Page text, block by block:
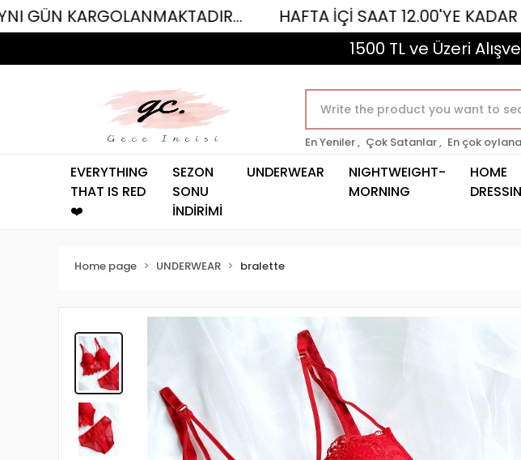
HAFTA İÇİ SAAT 12.00'YE KADAR VERİLEN
1500 TL ve Üzeri
En Yeniler , Çok Satanlar , En çok
EVERYTHING
THAT IS RED
❤️
SEZON
SONU
İNDİRİMİ
UNDERWEAR
NIGHTWEIGHT-
MORNING
HOME
Home page UNDERWEAR bralette